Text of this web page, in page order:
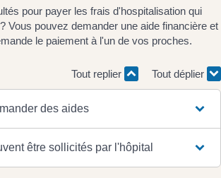
pour payer les frais d'hospitalisation qui
Vous pouvez demander une aide financière et
le paiement à l'un de vos proches.
Tout replier Tout déplier
des aides
être sollicités par l'hôpital